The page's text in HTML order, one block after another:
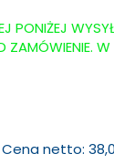
PONIŻEJ
ZAMÓWIENIE.
Cena netto: